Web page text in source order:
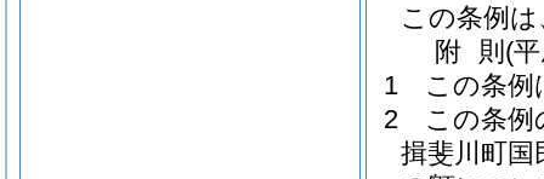
この条例
附 則 (
1
この条例
2
この条例
揖斐川町国